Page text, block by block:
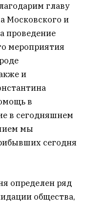
главу
Московского и
проведение
мероприятия
и
в
в сегодняшнем
мы
сегодня
определен ряд
общества,